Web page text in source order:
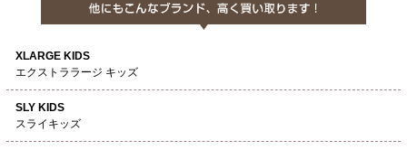
XLARGE KIDS
エクストララージ キッズ
SLY KIDS
スライキッズ